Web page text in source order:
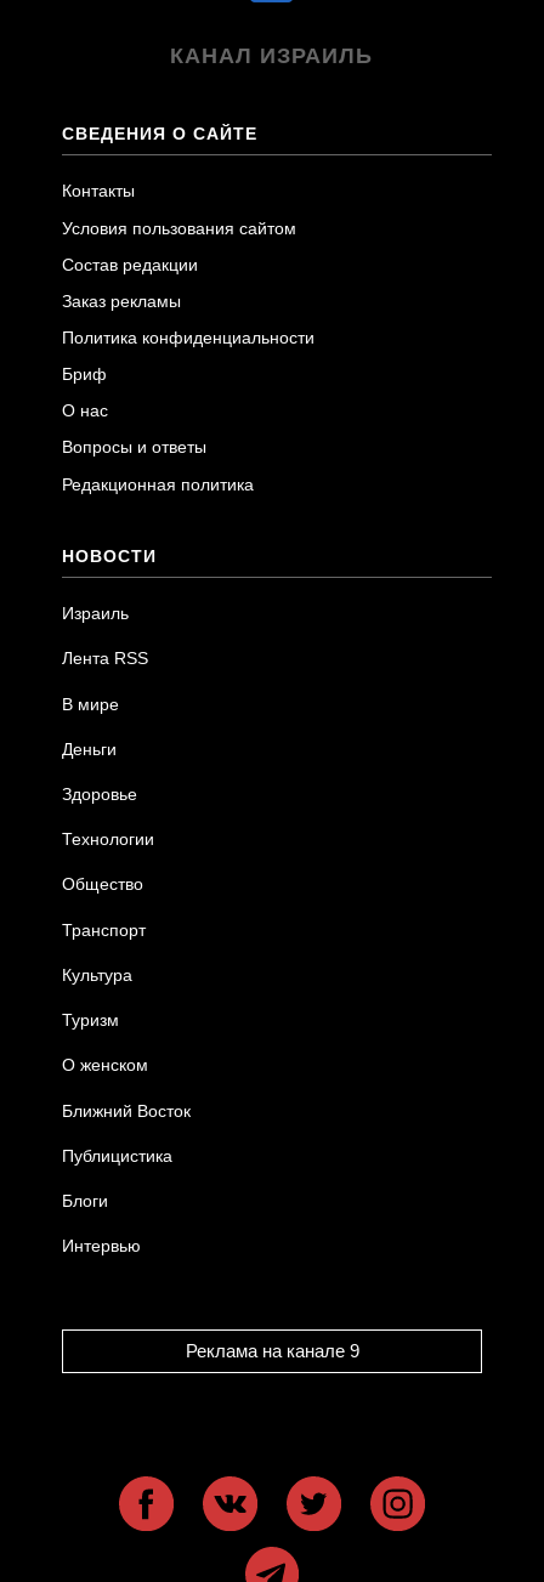
КАНАЛ ИЗРАИЛЬ
СВЕДЕНИЯ О САЙТЕ
Контакты
Условия пользования сайтом
Состав редакции
Заказ рекламы
Политика конфиденциальности
Бриф
О нас
Вопросы и ответы
Редакционная политика
НОВОСТИ
Израиль
Лента RSS
В мире
Деньги
Здоровье
Технологии
Общество
Транспорт
Культура
Туризм
О женском
Ближний Восток
Публицистика
Блоги
Интервью
Реклама на канале 9